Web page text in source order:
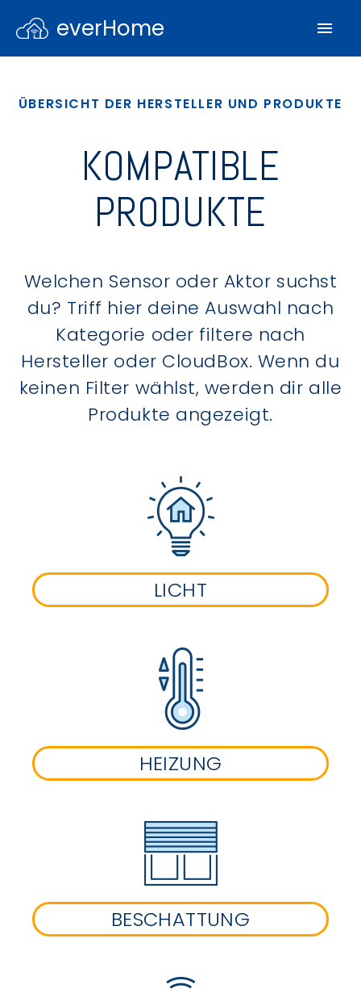
everHome
ÜBERSICHT DER HERSTELLER UND PRODUKTE
KOMPATIBLE
PRODUKTE
Welchen Sensor oder Aktor suchst
du? Triff hier deine Auswahl nach
Kategorie oder filtere nach
Hersteller oder CloudBox. Wenn du
keinen Filter wählst, werden dir alle
Produkte angezeigt.
LICHT
HEIZUNG
BESCHATTUNG